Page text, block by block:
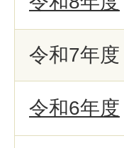
令和7年度
令和6年度